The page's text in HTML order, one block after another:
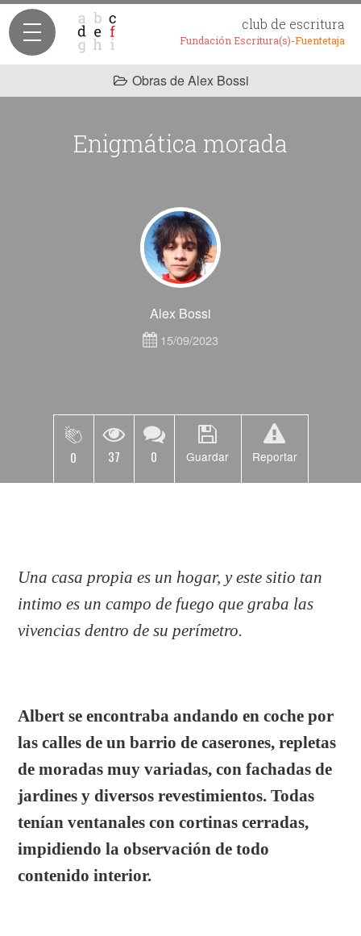
club de escritura
Fundación Escritura(s)-Fuentetaja
Obras de Alex Bossi
Enigmática morada
Alex Bossi
15/09/2023
0 37 0 Guardar Reportar
Una casa propia es un hogar, y este sitio tan
intimo es un campo de fuego que graba las
vivencias dentro de su perímetro.
Albert se encontraba andando en coche por
las calles de un barrio de caserones, repletas
de moradas muy variadas, con fachadas de
jardines y diversos revestimientos. Todas
tenían ventanales con cortinas cerradas,
impidiendo la observación de todo
contenido interior.